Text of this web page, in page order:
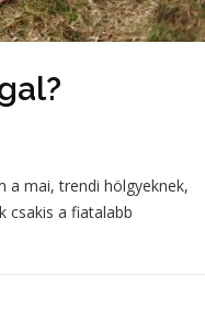
a mai, trendi hölgyeknek,
csakis a fiatalabb